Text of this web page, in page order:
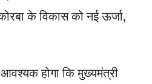
के विकास को नई ऊर्जा,
होगा कि मुख्यमंत्री